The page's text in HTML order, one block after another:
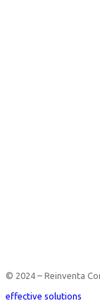
© 2024 – Reinventa
effective solutions